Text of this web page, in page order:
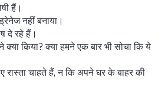
हैं।
नहीं बनाया।
दे रहे हैं।
क्या किया? क्या हमने एक बार भी सोचा कि ये
चाहते हैं, न कि अपने घर के बाहर की